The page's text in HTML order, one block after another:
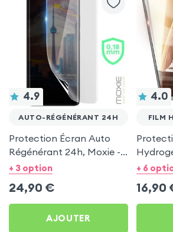
4.9
AUTO-RÉGÉNÉRANT 24H
Protection Écran Auto
Régénérant 24h, Moxie -
Haute Résistance
+ 3 option
24,90 €
AJOUTER
4.0
FILM
HD -
+ 6
16,90